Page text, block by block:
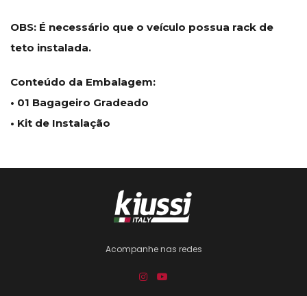
OBS: É necessário que o veículo possua rack de
teto instalada.
Conteúdo da Embalagem:
• 01 Bagageiro Gradeado
• Kit de Instalação
Acompanhe nas redes